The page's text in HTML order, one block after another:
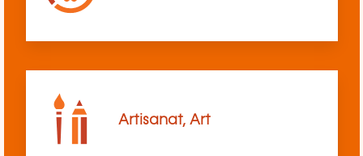
Artisanat, Art